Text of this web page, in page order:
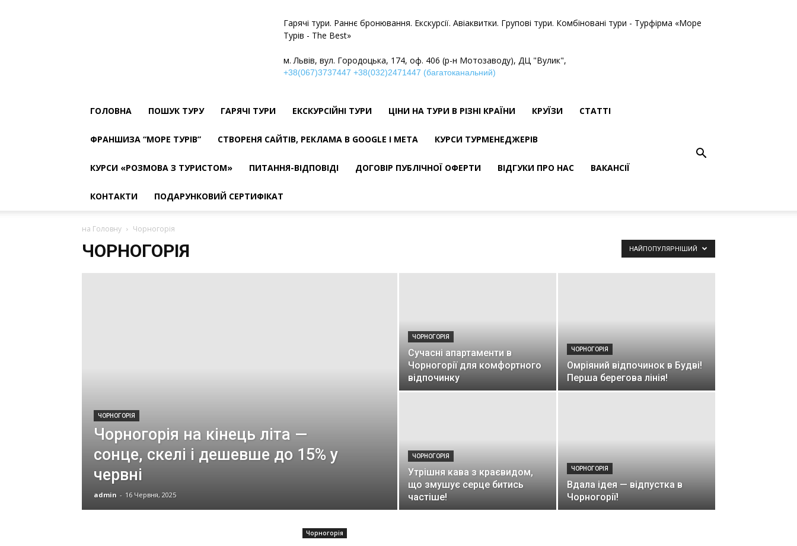
Гарячі тури. Раннє бронювання. Екскурсії. Авіаквитки. Групові тури. Комбіновані тури - Турфірма «Море
Турів - The Best»
м. Львів, вул. Городоцька, 174, оф. 406 (р-н Мотозаводу), ДЦ "Вулик",
+38(067)3737447 +38(032)2471447 (багатоканальний)
ГОЛОВНА ПОШУК ТУРУ ГАРЯЧІ ТУРИ ЕКСКУРСІЙНІ ТУРИ ЦІНИ НА ТУРИ В РІЗНІ КРАЇНИ КРУЇЗИ СТАТТІ
ФРАНШИЗА “МОРЕ ТУРІВ” СТВОРЕНЯ САЙТІВ, РЕКЛАМА В GOOGLE І META КУРСИ ТУРМЕНЕДЖЕРІВ
КУРСИ «РОЗМОВА З ТУРИСТОМ» ПИТАННЯ-ВІДПОВІДІ ДОГОВІР ПУБЛІЧНОЇ ОФЕРТИ ВІДГУКИ ПРО НАС ВАКАНСІЇ
КОНТАКТИ ПОДАРУНКОВИЙ СЕРТИФІКАТ
на Головну Чорногорія
ЧОРНОГОРІЯ НАЙПОПУЛЯРНІШИЙ
ЧОРНОГОРІЯ
Чорногорія на кінець літа —
сонце, скелі і дешевше до 15% у
червні
admin - 16 Червня, 2025
ЧОРНОГОРІЯ
Сучасні апартаменти в
Чорногорії для комфортного
відпочинку
ЧОРНОГОРІЯ
Омріяний відпочинок в Будві!
Перша берегова лінія!
ЧОРНОГОРІЯ
Утрішня кава з краєвидом,
що змушує серце битись
частіше!
ЧОРНОГОРІЯ
Вдала ідея — відпустка в
Чорногорії!
Чорногорія